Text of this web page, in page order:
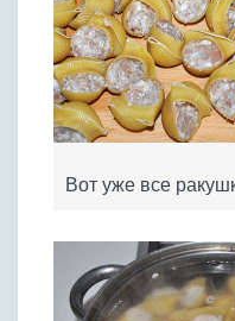
Вот уже все